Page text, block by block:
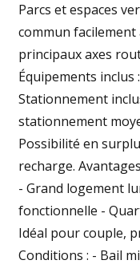
Parcs et espaces
commun facilement
principaux axes
Équipements
Stationnement
stationnement
Possibilité en
recharge.
- Grand logement
fonctionnelle -
Idéal pour couple,
Conditions : - Bail